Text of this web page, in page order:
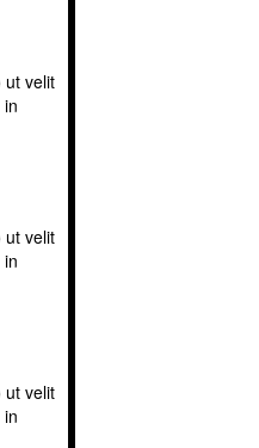
ut velit
ut velit
ut velit